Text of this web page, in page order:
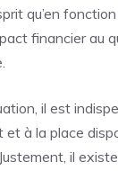
qu’en
financier au
il est
à la place
il